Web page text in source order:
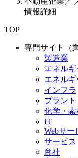
情報詳細
TOP
専門サイト（
製造業
エネル
エネルギ
インフラ
プラント
化学・素
IT
Webサー
サービス
商社